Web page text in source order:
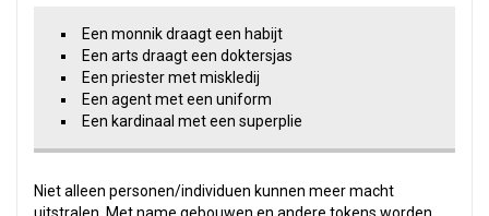
Een monnik draagt een habijt
Een arts draagt een doktersjas
Een priester met miskledij
Een agent met een uniform
Een kardinaal met een superplie
Niet alleen personen/individuen kunnen meer macht